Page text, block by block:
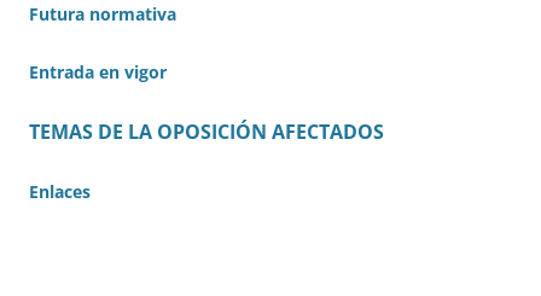
Futura normativa
Entrada en vigor
TEMAS DE LA OPOSICIÓN AFECTADOS
Enlaces